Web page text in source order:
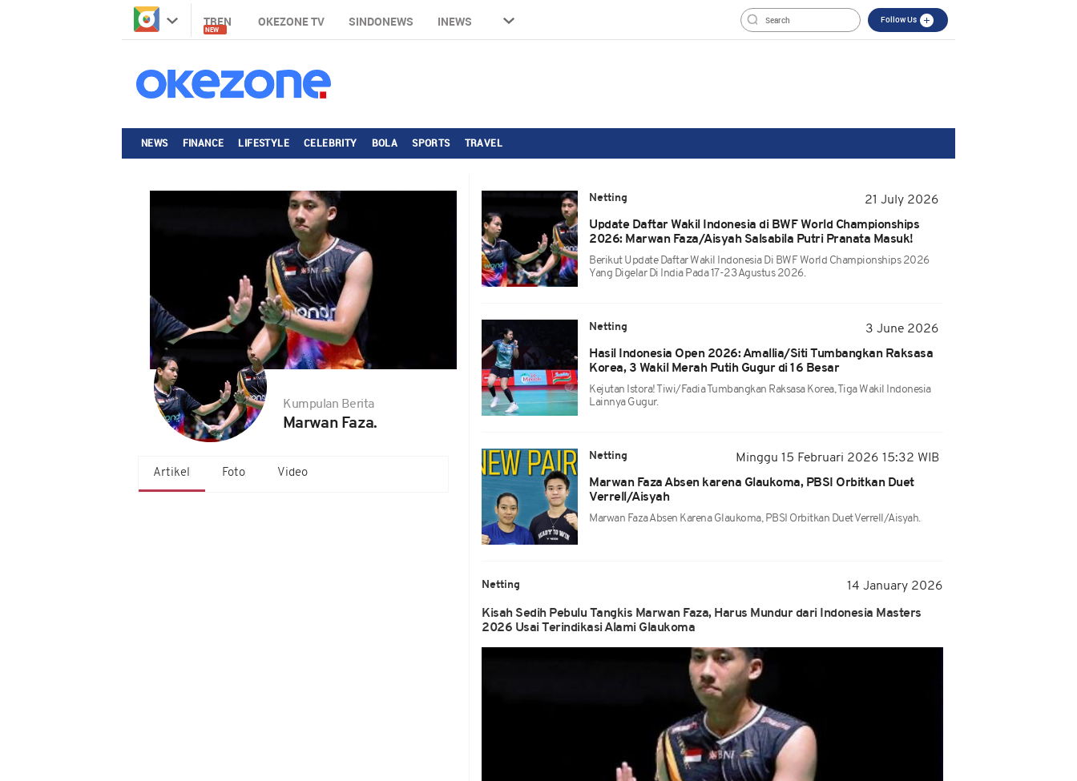
TREN
NEW
OKEZONE TV SINDONEWS INEWS Follow Us
NEWS FINANCE LIFESTYLE CELEBRITY BOLA SPORTS TRAVEL
Kumpulan Berita
Marwan Faza.
Artikel Foto Video
Netting
21 July 2026
Update Daftar Wakil Indonesia di BWF World Championships
2026: Marwan Faza/Aisyah Salsabila Putri Pranata Masuk!
Berikut Update Daftar Wakil Indonesia Di BWF World Championships 2026
Yang Digelar Di India Pada 17-23 Agustus 2026.
Netting
3 June 2026
Hasil Indonesia Open 2026: Amallia/Siti Tumbangkan Raksasa
Korea, 3 Wakil Merah Putih Gugur di 16 Besar
Kejutan Istora! Tiwi/Fadia Tumbangkan Raksasa Korea, Tiga Wakil Indonesia
Lainnya Gugur.
Netting
Minggu 15 Februari 2026 15:32 WIB
Marwan Faza Absen karena Glaukoma, PBSI Orbitkan Duet
Verrell/Aisyah
Marwan Faza Absen Karena Glaukoma, PBSI Orbitkan Duet Verrell/Aisyah.
Netting 14 January 2026
Kisah Sedih Pebulu Tangkis Marwan Faza, Harus Mundur dari Indonesia Masters
2026 Usai Terindikasi Alami Glaukoma